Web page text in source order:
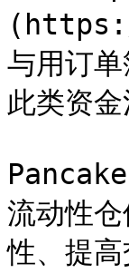
与用订
此类资
流动性
性、提